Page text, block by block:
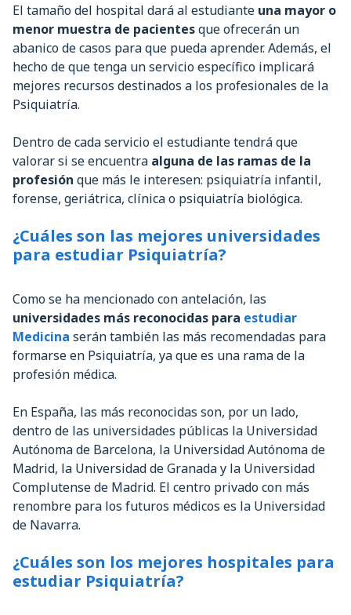
El tamaño del hospital dará al estudiante una mayor o
menor muestra de pacientesque ofrecerán un
abanico de casos para que pueda aprender. Además, el
hecho de que tenga un servicio específico implicará
mejores recursos destinados a los profesionales de la
Psiquiatría.
Dentro de cada servicio el estudiante tendrá que
valorar si se encuentra alguna de las ramas de la
profesión que más le interesen: psiquiatría infantil,
forense, geriátrica, clínica o psiquiatría biológica.
¿Cuáles son las mejores universidades
para estudiar Psiquiatría?
Como se ha mencionado con antelación, las
universidades más reconocidas para estudiar
Medicina serán también las más recomendadas para
formarse en Psiquiatría, ya que es una rama de la
profesión médica.
En España, las más reconocidas son, por un lado,
dentro de las universidades públicas la Universidad
Autónoma de Barcelona, la Universidad Autónoma de
Madrid, la Universidad de Granada y la Universidad
Complutense de Madrid. El centro privado con más
renombre para los futuros médicos es la Universidad
de Navarra.
¿Cuáles son los mejores hospitales para
estudiar Psiquiatría?